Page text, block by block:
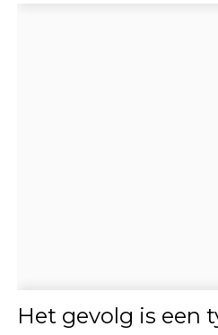
Het gevolg is een